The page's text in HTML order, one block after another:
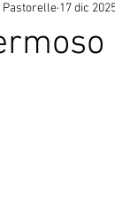
Brasil
Pastorelle 17 dic